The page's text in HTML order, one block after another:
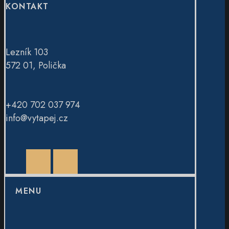
KONTAKT
Lezník 103
572 01, Polička
+420 702 037 974
info@vytapej.cz
MENU